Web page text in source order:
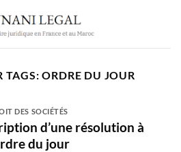
TAGS:ORDRE DU JOUR
DES SOCIÉTÉS
d’une résolution à
du jour